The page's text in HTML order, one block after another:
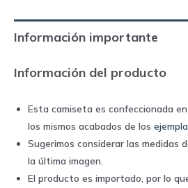
Umbro
quantity
Información importante
Información del producto
Esta camiseta es confeccionada
los mismos acabados de los
Sugerimos considerar las medidas
la última imagen.
El producto es importado, por lo